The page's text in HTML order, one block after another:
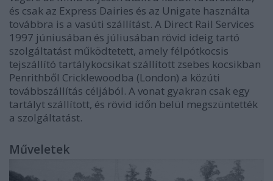
és csak az Express Dairies és az Unigate használta
továbbra is a vasúti szállítást. A Direct Rail Services
1997 júniusában és júliusában rövid ideig tartó
szolgáltatást működtetett, amely félpótkocsis
tejszállító tartálykocsikat szállított zsebes kocsikban
Penrithből Cricklewoodba (London) a közúti
továbbszállítás céljából. A vonat gyakran csak egy
tartályt szállított, és rövid időn belül megszüntették
a szolgáltatást.
Műveletek